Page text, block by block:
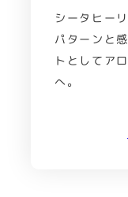
シータヒー
パターンと
トとしてア
へ。